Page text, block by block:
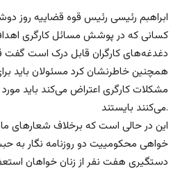
ابراهبم رئيسی رئیس قوه قضاییه روز
کسانی که در پوشش مسائل کارگری اهداف
دغدغه‌های کارگران قابل درک است گفت
همچنین خاطرنشان کرد مسئولان باید
مشکلات کارگری اعتراض می‌کند باید مورد
می‌کنند بایستند.
این در حالی است که برخلاف شعارهای
خواهی محکومییت دو روزنامه نگار به
دستگیری هفت نفر از زنان خواهان